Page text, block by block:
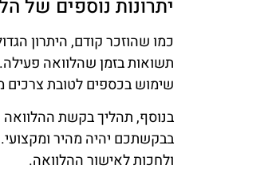
יתרונות נוספים של
כמו שהוזכר קודם, היתרון
תשואות בזמן שהלוואה
שימוש בכספים לטובת צרכים
בנוסף, תהליך בקשת ההלוואה
בבקשתכם יהיה מהיר
ולחכות לאישור ההלוואה.